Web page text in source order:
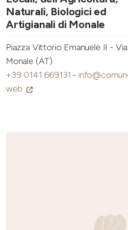
Naturali, Biologici ed
Artigianali di Monale
Piazza Vittorio Emanuele II -
Monale (AT)
+39 0141 669131 -
web